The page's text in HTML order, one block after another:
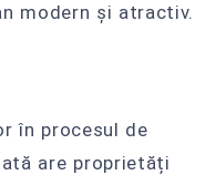
modern și atractiv.
în procesul de
are proprietăți